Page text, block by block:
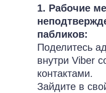
1. Рабочие
пабликов:
Поделитесь
внутри Viber
контактами.
Зайдите в